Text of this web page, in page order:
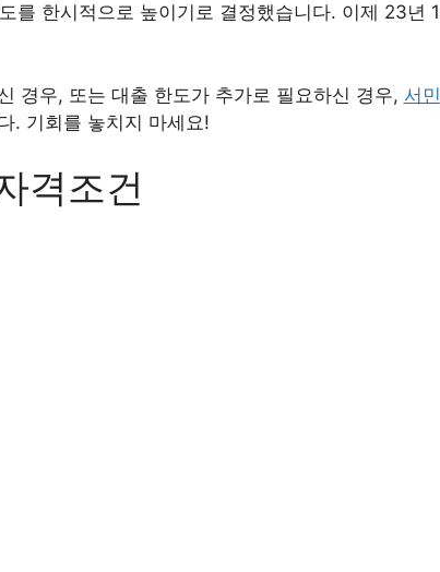
를 한시적으로 높이기로 결정했습니다. 이제 23년
경우, 또는 대출 한도가 추가로 필요하신 경우, 서
. 기회를 놓치지 마세요!
격조건